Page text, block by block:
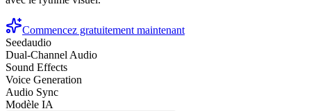
Commencez gratuitement maintenant
Seedaudio
Dual-Channel Audio
Sound Effects
Voice Generation
Audio Sync
Modèle IA